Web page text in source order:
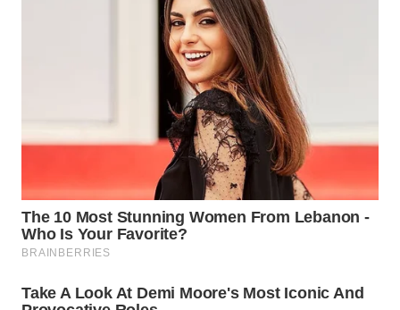
SERDANG
WN
TEBING
TINGGI
PAKPAK